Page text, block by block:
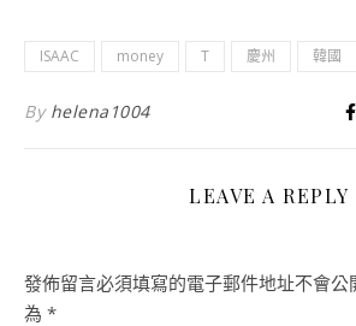
ISAAC money T 慶州 韓國
By helena1004
LEAVE A REPLY
發佈留言必須填寫的電子郵件地址不會公
為 *